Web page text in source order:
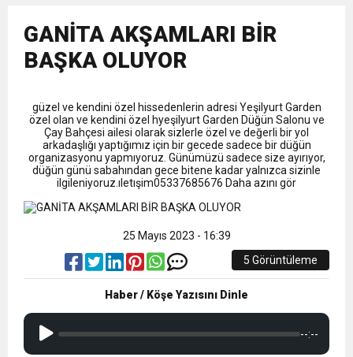
18:59 Trabzonspor Mitongo Transferini KAP’a Bildirdi
KAP’a Bildirdi
GANİTA AKŞAMLARI BİR
BAŞKA OLUYOR
güzel ve kendini özel hissedenlerin adresi Yeşilyurt Garden
özel olan ve kendini özel hyeşilyurt Garden Düğün Salonu ve
Çay Bahçesi ailesi olarak sizlerle özel ve değerli bir yol
arkadaşlığı yaptığımız için bir gecede sadece bir düğün
organizasyonu yapmıyoruz. Günümüzü sadece size ayırıyor,
düğün günü sabahından gece bitene kadar yalnızca sizinle
ilgileniyoruz.ıletışim05337685676 Daha azını gör
25 Mayıs 2023 - 16:39
5 Görüntüleme
Haber / Köşe Yazısını Dinle
--:--